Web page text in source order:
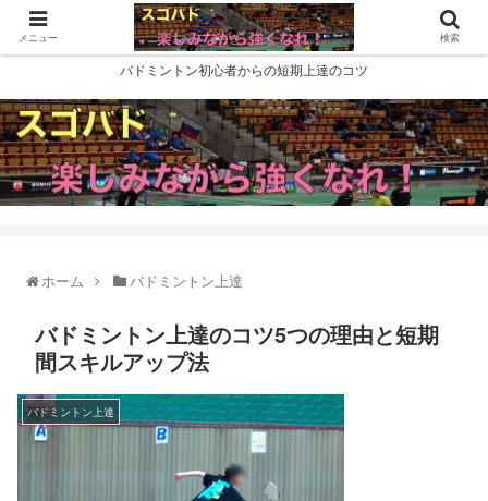
バドミントン初心者からの短期上達のコツ
ホーム バドミントン上達
バドミントン上達のコツ5つの理由と短期
間スキルアップ法
バドミントン上達
メニュー 検索